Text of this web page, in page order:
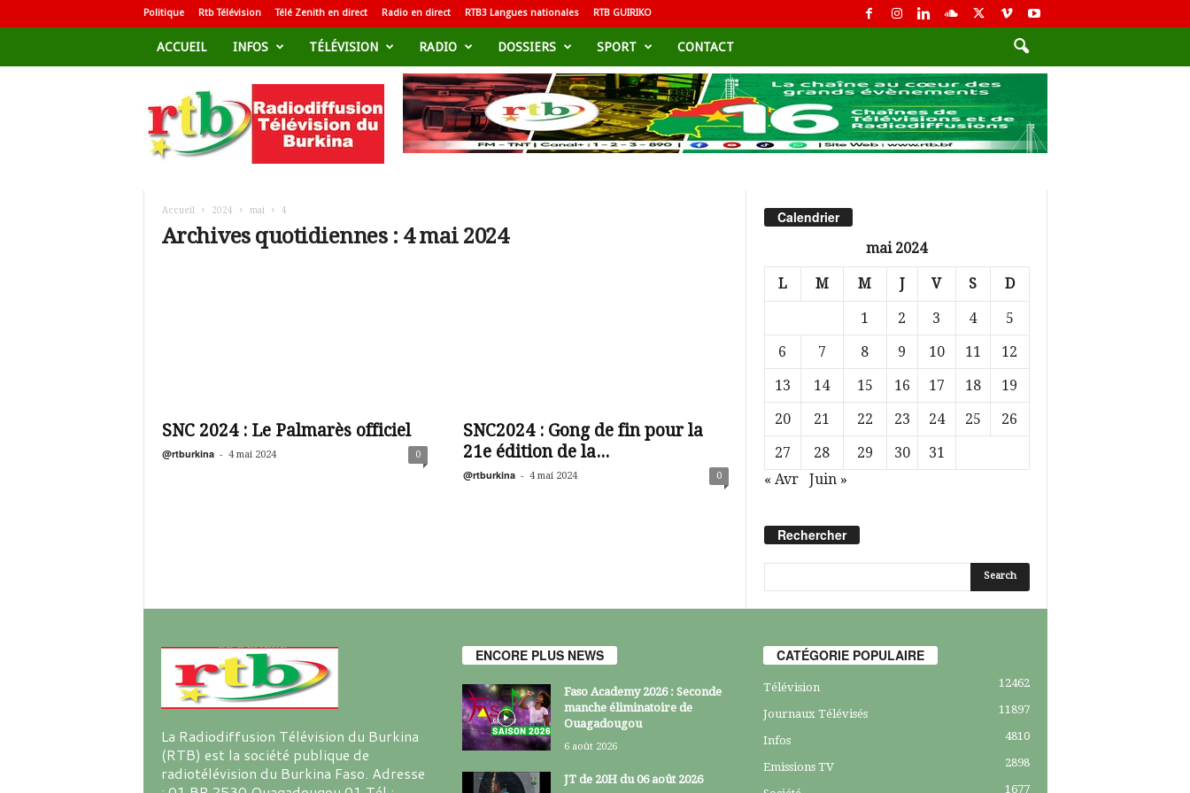
Politique Rtb Télévision Télé Zenith en direct Radio en direct RTB3 Langues nationales RTB GUIRIKO
ACCUEIL INFOS TÉLÉVISION RADIO DOSSIERS SPORT CONTACT
d
i
Accueil 2024 mai 4
Archives quotidiennes : 4 mai 2024
SNC 2024 : Le Palmarès officiel
@rtburkina - 4 mai 2024 0
SNC2024 : Gong de fin pour la
21e édition de la...
@rtburkina - 4 mai 2024 0
Calendrier
mai 2024
L M M J V S D
1 2 3 4
5
6
7 8 9 10 11
12
13
14 15 16 17 18
19
20
21 22 23 24 25
26
27
28 29 30
31
« Avr
Juin »
Rechercher
La Radiodiffusion Télévision du Burkina
(RTB) est la société publique de
radiotélévision du Burkina Faso. Adresse
ENCORE PLUS NEWS
Faso Academy 2026 : Seconde
manche éliminatoire de
Ouagadougou
6 août 2026
JT de 20H du 06 août 2026
CATÉGORIE POPULAIRE
Télévision 12462
Journaux Télévisés 11897
Infos 4810
Emissions TV 2898
1677